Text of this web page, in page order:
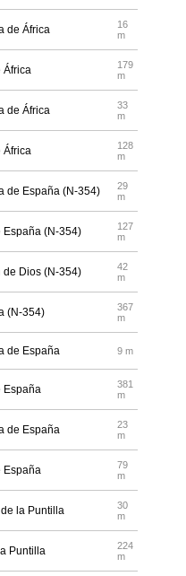
de África
16
m
África
179
m
de África
33
m
África
128
m
de España (N-354)
29
m
España (N-354)
127
m
de Dios (N-354)
42
m
(N-354)
367
m
de España 9 m
España
381
m
de España
23
m
España
79
m
la Puntilla
30
m
Puntilla
224
m